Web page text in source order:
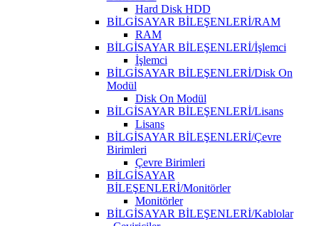
Hard Disk HDD
BİLGİSAYAR BİLEŞENLERİ/RAM
RAM
BİLGİSAYAR BİLEŞENLERİ/İşlemci
İşlemci
BİLGİSAYAR BİLEŞENLERİ/Disk On
Modül
Disk On Modül
BİLGİSAYAR BİLEŞENLERİ/Lisans
Lisans
BİLGİSAYAR BİLEŞENLERİ/Çevre
Birimleri
Çevre Birimleri
BİLGİSAYAR
BİLEŞENLERİ/Monitörler
Monitörler
BİLGİSAYAR BİLEŞENLERİ/Kablolar